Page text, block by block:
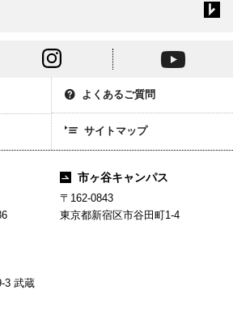
よくあるご質問
サイトマップ
市ヶ谷キャンパス
〒162-0843
東京都新宿区市谷田町1-4
3 武蔵